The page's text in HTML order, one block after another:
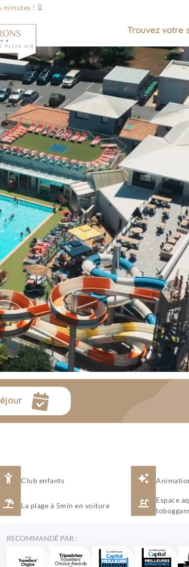
! ⏳
Trouvez votre
Club enfants
La plage à 5min en voiture
Espace
RECOMMANDÉ PAR :